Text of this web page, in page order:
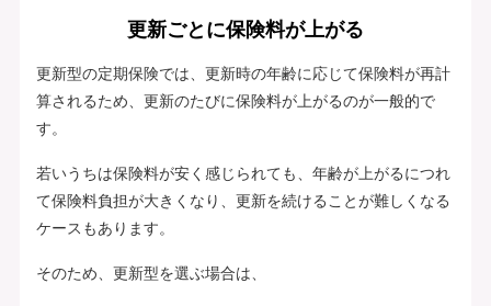
更新ごとに保険料が上がる
更新型の定期保険では、更新時の年齢に応じて保険料が再計
算されるため、更新のたびに保険料が上がるのが一般的で
す。
若いうちは保険料が安く感じられても、年齢が上がるにつれ
て保険料負担が大きくなり、更新を続けることが難しくなる
ケースもあります。
そのため、更新型を選ぶ場合は、